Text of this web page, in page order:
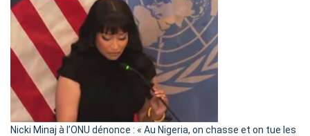
Tegnér
exulte
« Zemmour
a
tout
parle
Nicki Minaj à l’ONU dénonce : « Au Nigeria, on chasse et on tue les